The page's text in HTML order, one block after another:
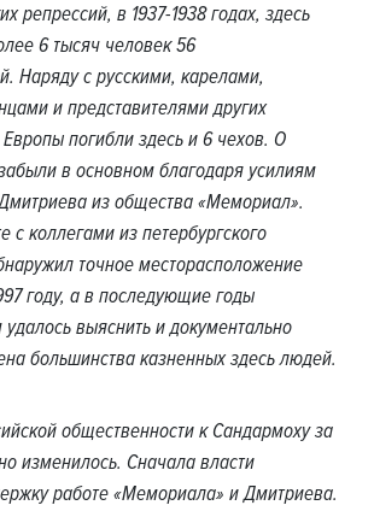
репрессий, в 1937-1938 годах, здесь
6 тысяч человек 56
Наряду с русскими, карелами,
и представителями других
погибли здесь и 6 чехов. О
в основном благодаря усилиям
из общества «Мемориал».
с коллегами из петербургского
точное месторасположение
году, а в последующие годы
выяснить и документально
большинства казненных здесь людей.
общественности к Сандармоху за
изменилось. Сначала власти
работе «Мемориала» и Дмитриева.